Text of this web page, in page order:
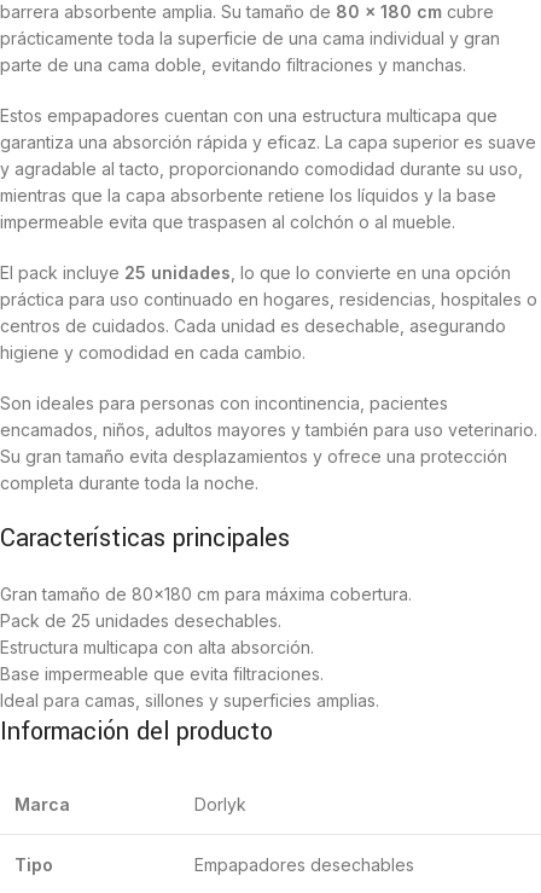
barrera absorbente amplia. Su tamaño de 80 x 180 cm cubre
prácticamente toda la superficie de una cama individual y gran
parte de una cama doble, evitando filtraciones y manchas.
Estos empapadores cuentan con una estructura multicapa que
garantiza una absorción rápida y eficaz. La capa superior es suave
y agradable al tacto, proporcionando comodidad durante su uso,
mientras que la capa absorbente retiene los líquidos y la base
impermeable evita que traspasen al colchón o al mueble.
El pack incluye 25 unidades , lo que lo convierte en una opción
práctica para uso continuado en hogares, residencias, hospitales o
centros de cuidados. Cada unidad es desechable, asegurando
higiene y comodidad en cada cambio.
Son ideales para personas con incontinencia, pacientes
encamados, niños, adultos mayores y también para uso veterinario.
Su gran tamaño evita desplazamientos y ofrece una protección
completa durante toda la noche.
Características principales
Gran tamaño de 80×180 cm para máxima cobertura.
Pack de 25 unidades desechables.
Estructura multicapa con alta absorción.
Base impermeable que evita filtraciones.
Ideal para camas, sillones y superficies amplias.
Información del producto
Marca Dorlyk
Tipo Empapadores desechables